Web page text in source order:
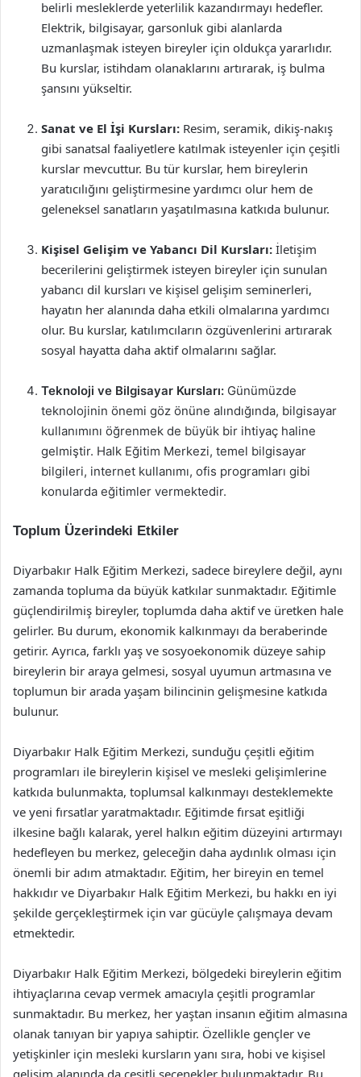
belirli mesleklerde yeterlilik kazandırmayı hedefler.
Elektrik, bilgisayar, garsonluk gibi alanlarda
uzmanlaşmak isteyen bireyler için oldukça yararlıdır.
Bu kurslar, istihdam olanaklarını artırarak, iş bulma
şansını yükseltir.
Sanat ve El İşi Kursları: Resim, seramik, dikiş-nakış
gibi sanatsal faaliyetlere katılmak isteyenler için çeşitli
kurslar mevcuttur. Bu tür kurslar, hem bireylerin
yaratıcılığını geliştirmesine yardımcı olur hem de
geleneksel sanatların yaşatılmasına katkıda bulunur.
Kişisel Gelişim ve Yabancı Dil Kursları: İletişim
becerilerini geliştirmek isteyen bireyler için sunulan
yabancı dil kursları ve kişisel gelişim seminerleri,
hayatın her alanında daha etkili olmalarına yardımcı
olur. Bu kurslar, katılımcıların özgüvenlerini artırarak
sosyal hayatta daha aktif olmalarını sağlar.
Teknoloji ve Bilgisayar Kursları: Günümüzde
teknolojinin önemi göz önüne alındığında, bilgisayar
kullanımını öğrenmek de büyük bir ihtiyaç haline
gelmiştir. Halk Eğitim Merkezi, temel bilgisayar
bilgileri, internet kullanımı, ofis programları gibi
konularda eğitimler vermektedir.
Toplum Üzerindeki Etkiler
Diyarbakır Halk Eğitim Merkezi, sadece bireylere değil, aynı
zamanda topluma da büyük katkılar sunmaktadır. Eğitimle
güçlendirilmiş bireyler, toplumda daha aktif ve üretken hale
gelirler. Bu durum, ekonomik kalkınmayı da beraberinde
getirir. Ayrıca, farklı yaş ve sosyoekonomik düzeye sahip
bireylerin bir araya gelmesi, sosyal uyumun artmasına ve
toplumun bir arada yaşam bilincinin gelişmesine katkıda
bulunur.
Diyarbakır Halk Eğitim Merkezi, sunduğu çeşitli eğitim
programları ile bireylerin kişisel ve mesleki gelişimlerine
katkıda bulunmakta, toplumsal kalkınmayı desteklemekte
ve yeni fırsatlar yaratmaktadır. Eğitimde fırsat eşitliği
ilkesine bağlı kalarak, yerel halkın eğitim düzeyini artırmayı
hedefleyen bu merkez, geleceğin daha aydınlık olması için
önemli bir adım atmaktadır. Eğitim, her bireyin en temel
hakkıdır ve Diyarbakır Halk Eğitim Merkezi, bu hakkı en iyi
şekilde gerçekleştirmek için var gücüyle çalışmaya devam
etmektedir.
Diyarbakır Halk Eğitim Merkezi, bölgedeki bireylerin eğitim
ihtiyaçlarına cevap vermek amacıyla çeşitli programlar
sunmaktadır. Bu merkez, her yaştan insanın eğitim almasına
olanak tanıyan bir yapıya sahiptir. Özellikle gençler ve
yetişkinler için mesleki kursların yanı sıra, hobi ve kişisel
gelişim alanında da çeşitli seçenekler bulunmaktadır. Bu